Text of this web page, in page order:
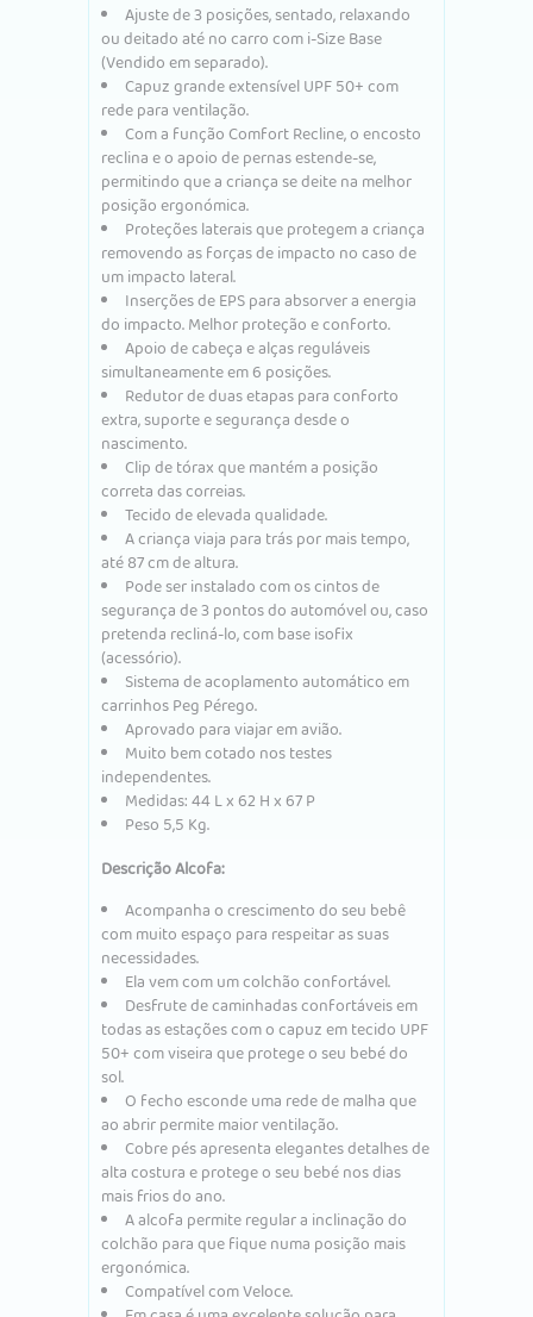
Ajuste de 3 posições, sentado, relaxando
ou deitado até no carro com i-Size Base
(Vendido em separado).
Capuz grande extensível UPF 50+ com
rede para ventilação.
Com a função Comfort Recline, o encosto
reclina e o apoio de pernas estende-se,
permitindo que a criança se deite na melhor
posição ergonómica.
Proteções laterais que protegem a criança
removendo as forças de impacto no caso de
um impacto lateral.
Inserções de EPS para absorver a energia
do impacto. Melhor proteção e conforto.
Apoio de cabeça e alças reguláveis ​​
simultaneamente em 6 posições.
Redutor de duas etapas para conforto
extra, suporte e segurança desde o
nascimento.
Clip de tórax que mantém a posição
correta das correias.
Tecido de elevada qualidade.
A criança viaja para trás por mais tempo,
até 87 cm de altura.
Pode ser instalado com os cintos de
segurança de 3 pontos do automóvel ou, caso
pretenda recliná-lo, com base isofix
(acessório).
Sistema de acoplamento automático em
carrinhos Peg Pérego.
Aprovado para viajar em avião.
Muito bem cotado nos testes
independentes.
Medidas: 44 L x 62 H x 67 P
Peso 5,5 Kg.
Descrição Alcofa:
Acompanha o crescimento do seu bebê
com muito espaço para respeitar as suas
necessidades.
Ela vem com um colchão confortável.
Desfrute de caminhadas confortáveis ​​em
todas as estações com o capuz em tecido UPF
50+ com viseira que protege o seu bebé do
sol.
O fecho esconde uma rede de malha que
ao abrir permite maior ventilação.
Cobre pés apresenta elegantes detalhes de
alta costura e protege o seu bebé nos dias
mais frios do ano.
A alcofa permite regular a inclinação do
colchão para que fique numa posição mais
ergonómica.
Compatível com Veloce.